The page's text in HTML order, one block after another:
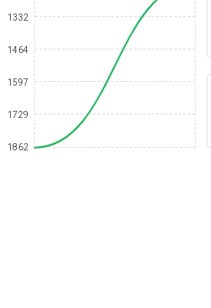
1332
1464
1597
1729
1862